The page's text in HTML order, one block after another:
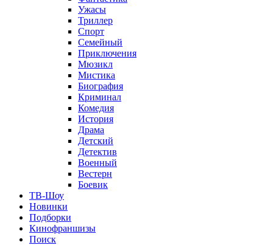
Ужасы
Триллер
Спорт
Семейный
Приключения
Мюзикл
Мистика
Биография
Криминал
Комедия
История
Драма
Детский
Детектив
Военный
Вестерн
Боевик
ТВ-Шоу
Новинки
Подборки
Кинофраншизы
Поиск